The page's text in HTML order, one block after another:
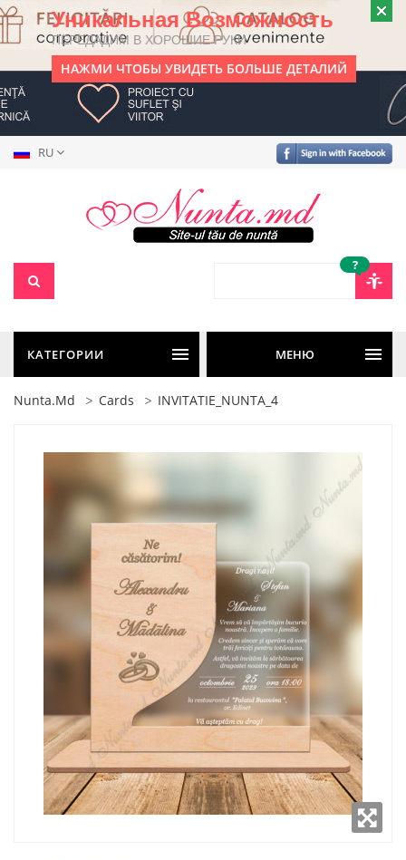
Уникальная Возможность
ПЕРЕДАДИМ В ХОРОШИЕ РУКИ
НАЖМИ ЧТОБЫ УВИДЕТЬ БОЛЬШЕ ДЕТАЛИЙ
RU
?
КАТЕГОРИИ МЕНЮ
Nunta.md Cards INVITATIE_NUNTA_4